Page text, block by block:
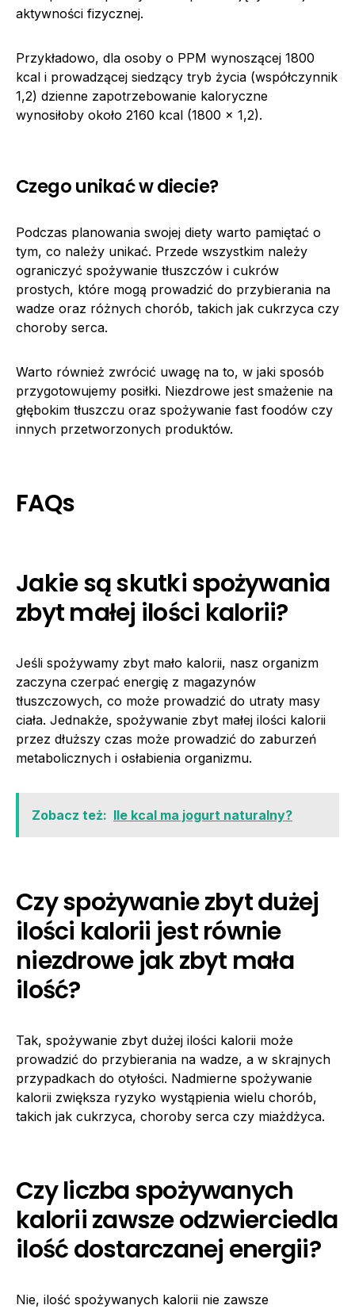
aktywności fizycznej.
Przykładowo, dla osoby o PPM wynoszącej 1800
kcal i prowadzącej siedzący tryb życia (współczynnik
1,2) dzienne zapotrzebowanie kaloryczne
wynosiłoby około 2160 kcal (1800 x 1,2).
Czego unikać w diecie?
Podczas planowania swojej diety warto pamiętać o
tym, co należy unikać. Przede wszystkim należy
ograniczyć spożywanie tłuszczów i cukrów
prostych, które mogą prowadzić do przybierania na
wadze oraz różnych chorób, takich jak cukrzyca czy
choroby serca.
Warto również zwrócić uwagę na to, w jaki sposób
przygotowujemy posiłki. Niezdrowe jest smażenie na
głębokim tłuszczu oraz spożywanie fast foodów czy
innych przetworzonych produktów.
FAQs
Jakie są skutki spożywania
zbyt małej ilości kalorii?
Jeśli spożywamy zbyt mało kalorii, nasz organizm
zaczyna czerpać energię z magazynów
tłuszczowych, co może prowadzić do utraty masy
ciała. Jednakże, spożywanie zbyt małej ilości kalorii
przez dłuższy czas może prowadzić do zaburzeń
metabolicznych i osłabienia organizmu.
Zobacz też: Ile kcal ma jogurt naturalny?
Czy spożywanie zbyt dużej
ilości kalorii jest równie
niezdrowe jak zbyt mała
ilość?
Tak, spożywanie zbyt dużej ilości kalorii może
prowadzić do przybierania na wadze, a w skrajnych
przypadkach do otyłości. Nadmierne spożywanie
kalorii zwiększa ryzyko wystąpienia wielu chorób,
takich jak cukrzyca, choroby serca czy miażdżyca.
Czy liczba spożywanych
kalorii zawsze odzwierciedla
ilość dostarczanej energii?
Nie, ilość spożywanych kalorii nie zawsze